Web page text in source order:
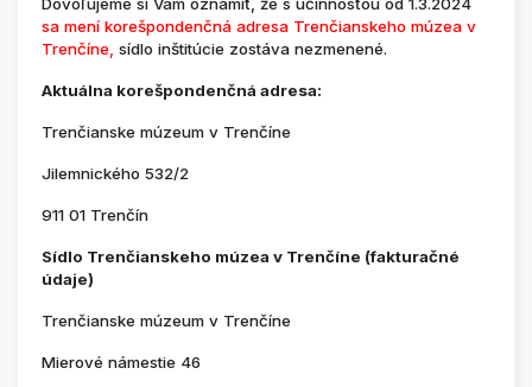
Dovoľujeme si Vám oznámiť, že s účinnosťou od 1.3.2024
sa mení korešpondenčná adresa Trenčianskeho múzea v
Trenčíne, sídlo inštitúcie zostáva nezmenené.
Aktuálna korešpondenčná adresa:
Trenčianske múzeum v Trenčíne
Jilemnického 532/2
911 01 Trenčín
Sídlo Trenčianskeho múzea v Trenčíne (fakturačné
údaje)
Trenčianske múzeum v Trenčíne
Mierové námestie 46